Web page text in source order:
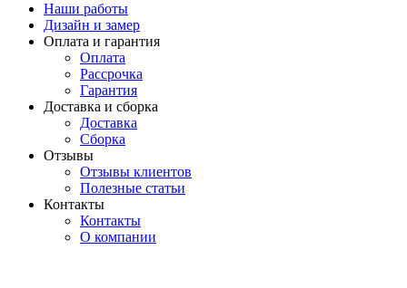
Наши работы
Дизайн и замер
Оплата и гарантия
Оплата
Рассрочка
Гарантия
Доставка и сборка
Доставка
Сборка
Отзывы
Отзывы клиентов
Полезные статьи
Контакты
Контакты
О компании